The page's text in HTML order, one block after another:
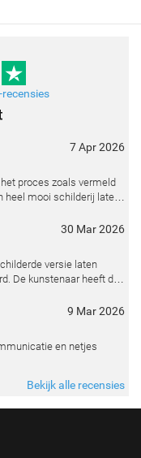
7 Apr 2026
proces zoals vermeld
heel mooi schilderij laten
30 Mar 2026
versie laten
De kunstenaar heeft de
9 Mar 2026
en netjes
Bekijk alle recensies